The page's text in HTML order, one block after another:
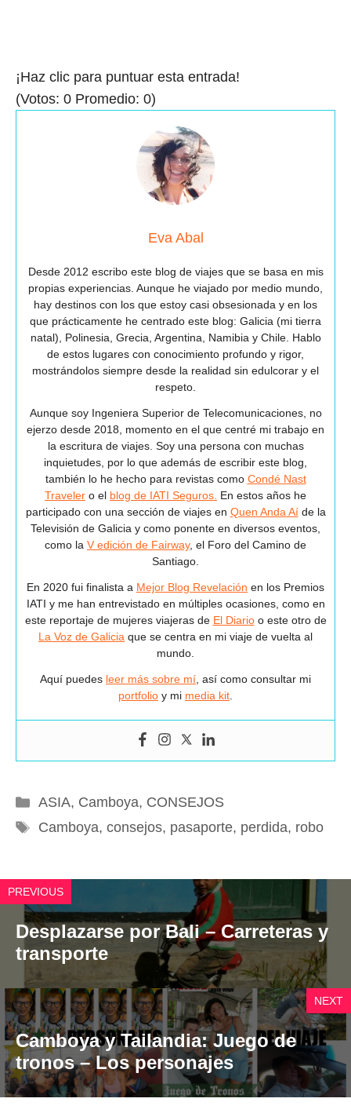
¡Haz clic para puntuar esta entrada!
(Votos: 0 Promedio: 0)
Eva Abal
Desde 2012 escribo este blog de viajes que se basa en mis
propias experiencias. Aunque he viajado por medio mundo,
hay destinos con los que estoy casi obsesionada y en los
que prácticamente he centrado este blog: Galicia (mi tierra
natal), Polinesia, Grecia, Argentina, Namibia y Chile. Hablo
de estos lugares con conocimiento profundo y rigor,
mostrándolos siempre desde la realidad sin edulcorar y el
respeto.
Aunque soy Ingeniera Superior de Telecomunicaciones, no
ejerzo desde 2018, momento en el que centré mi trabajo en
la escritura de viajes. Soy una persona con muchas
inquietudes, por lo que además de escribir este blog,
también lo he hecho para revistas como Condé Nast
Traveler o el blog de IATI Seguros. En estos años he
participado con una sección de viajes en Quen Anda Aíde la
Televisión de Galicia y como ponente en diversos eventos,
como la V edición de Fairway, el Foro del Camino de
Santiago.
En 2020 fui finalista a Mejor Blog Revelación en los Premios
IATI y me han entrevistado en múltiples ocasiones, como en
este reportaje de mujeres viajeras de El Diarioo este otro de
La Voz de Galicia que se centra en mi viaje de vuelta al
mundo.
Aquí puedes leer más sobre mí, así como consultar mi
portfolio y mi media kit.
Categorías
ASIA, Camboya, CONSEJOS
Etiquetas
Camboya, consejos, pasaporte, perdida, robo
PREVIOUS
Desplazarse por Bali – Carreteras y
transporte
NEXT
Camboya y Tailandia: Juego de
tronos – Los personajes